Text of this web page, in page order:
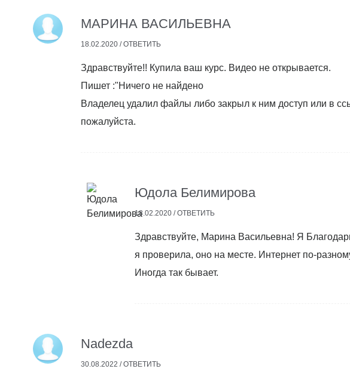
МАРИНА ВАСИЛЬЕВНА
18.02.2020 /ОТВЕТИТЬ
Здравствуйте!! Купила ваш курс. Видео не открывается.
Пишет :"Ничего не найдено
Владелец удалил файлы либо закрыл к ним доступ или в
пожалуйста.
Юдола Белимирова
18.02.2020 /ОТВЕТИТЬ
Здравствуйте, Марина Васильевна! Я
я проверила, оно на месте. Интернет по-
Иногда так бывает.
Nadezda
30.08.2022 /ОТВЕТИТЬ